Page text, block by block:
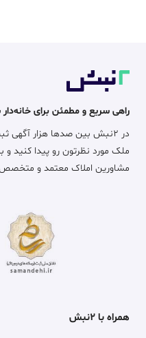
راهی سریع و مطمئن برای
در ۲نبش بین صدها هزار
ملک مورد نظرتون رو پیدا کنید و
مشاورین املاک معتمد و متخصص
همراه با ۲نبش